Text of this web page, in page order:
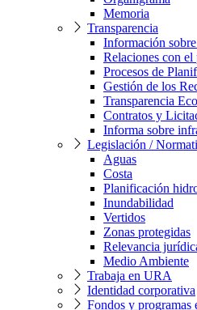
Memoria
Transparencia
Información
Relaciones con el
Procesos de
Gestión de los
Transparencia
Contratos y
Informa sobre
Legislación /
Aguas
Costa
Planificación
Inundabilidad
Vertidos
Zonas protegidas
Relevancia
Medio Ambiente
Trabaja en URA
Identidad corporativa
Fondos y programas